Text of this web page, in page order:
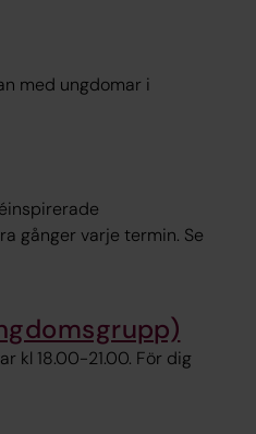
med ungdomar i
gånger varje termin. Se
kl 18.00-21.00. För dig